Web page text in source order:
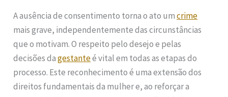
A ausência de consentimento torna o ato umcrime
mais grave, independentemente das circunstâncias
que o motivam. O respeito pelo desejo e pelas
decisões dagestanteé vital em todas as etapas do
processo. Este reconhecimento é uma extensão dos
direitos fundamentais da mulher e, ao reforçar a